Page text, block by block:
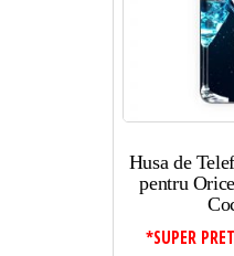
Husa de
pentru
*SUPER